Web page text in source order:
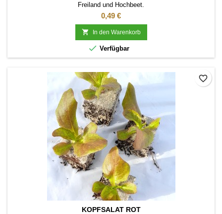
Freiland und Hochbeet.
Preis
0,49 €
 In den Warenkorb
 Verfügbar
KOPFSALAT ROT
favorite_border